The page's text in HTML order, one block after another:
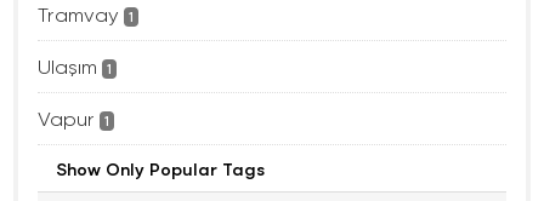
Tramvay 1
Ulaşım 1
Vapur 1
Show Only Popular Tags